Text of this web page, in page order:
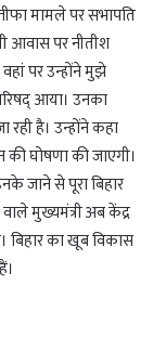
मामले पर सभापति
आवास पर नीतीश
पर उन्होंने मुझे
आया। उनका
रही है। उन्होंने कहा
की घोषणा की जाएगी।
जाने से पूरा बिहार
मुख्यमंत्री अब केंद्र
बिहार का खूब विकास